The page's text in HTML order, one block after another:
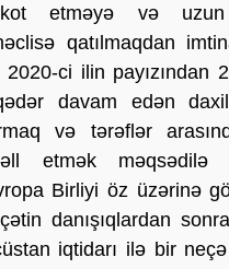
etməyə və
qatılmaqdan
ci ilin payızından
davam edən
və tərəflər
etmək məqsədilə
Birliyi öz üzərinə
danışıqlardan
iqtidarı ilə bir